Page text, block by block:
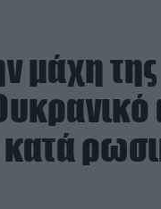
μάχη της
κατά